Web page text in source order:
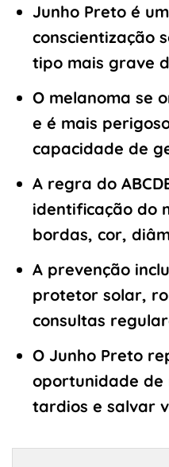
Junho Preto é
conscientização
tipo mais grave
O melanoma se
e é mais
capacidade de
A regra do
identificação do
bordas, cor,
A prevenção
protetor solar,
consultas
O Junho Preto
oportunidade de
tardios e salvar